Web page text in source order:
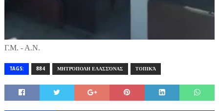
Γ.Μ. - Α.Ν.
TAGS: 884 ΜΗΤΡΌΠΟΛΗ ΕΛΑΣΣΌΝΑΣ ΤΟΠΙΚΆ